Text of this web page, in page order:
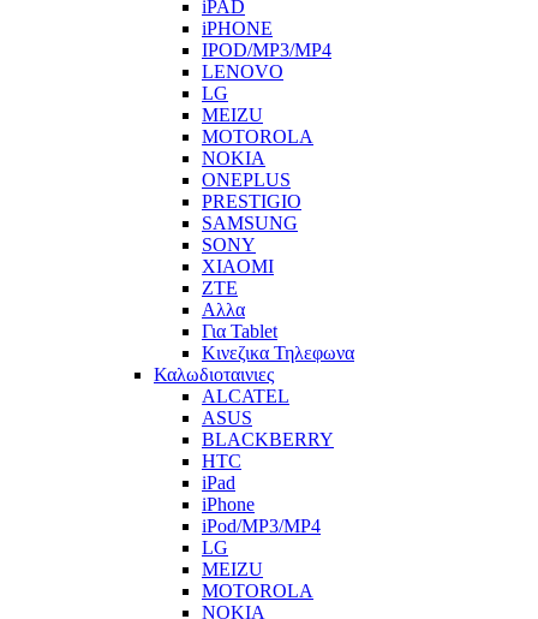
iPAD
iPHONE
IPOD/MP3/MP4
LENOVO
LG
MEIZU
MOTOROLA
NOKIA
ONEPLUS
PRESTIGIO
SAMSUNG
SONY
XIAOMI
ZTE
Αλλα
Για Tablet
Κινεζικα Τηλεφωνα
Καλωδιοταινιες
ALCATEL
ASUS
BLACKBERRY
HTC
iPad
iPhone
iPod/MP3/MP4
LG
MEIZU
MOTOROLA
NOKIA